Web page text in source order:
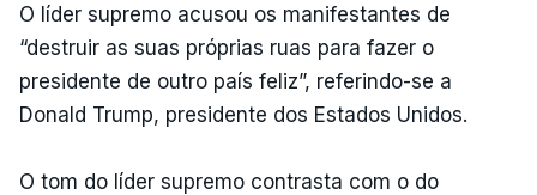
O líder supremo acusou os manifestantes de
“destruir as suas próprias ruas para fazer o
presidente de outro país feliz”, referindo-se a
Donald Trump, presidente dos Estados Unidos.
O tom do líder supremo contrasta com o do